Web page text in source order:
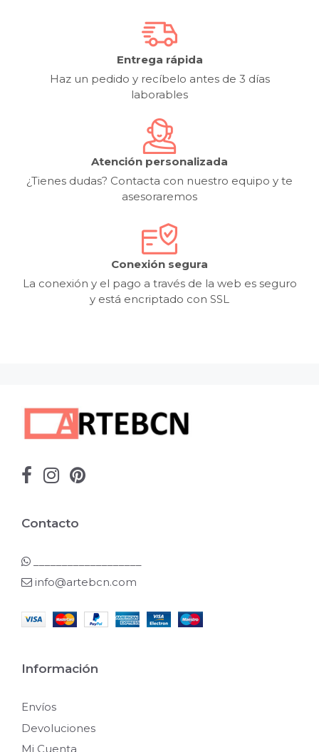
Entrega rápida
Haz un pedido y recíbelo antes de 3 días
laborables
Atención personalizada
¿Tienes dudas? Contacta con nuestro equipo y te
asesoraremos
Conexión segura
La conexión y el pago a través de la web es seguro
y está encriptado con SSL
Contacto
info@artebcn.com
Información
Envíos
Devoluciones
Mi Cuenta